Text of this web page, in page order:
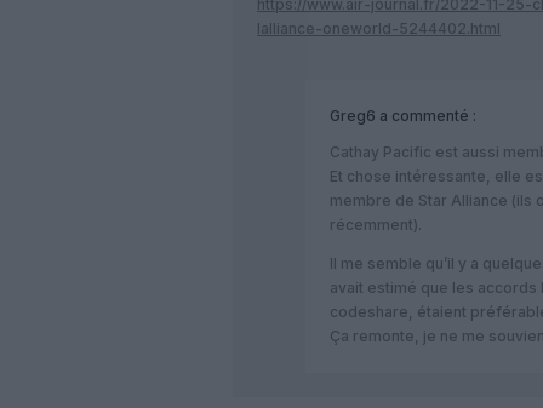
https://www.air-journal.fr/2022-11-
lalliance-oneworld-5244402.html
Greg6 a commenté :
Cathay Pacific est aussi
Et chose intéressante, elle
membre de Star Alliance (ils
récemment).
Il me semble qu’il y a
avait estimé que les
codeshare, étaient
Ça remonte, je ne me